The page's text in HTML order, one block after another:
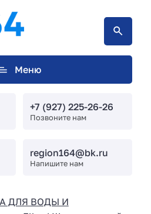
Меню
+7 (927) 225-26-26
Позвоните нам
region164@bk.ru
Напишите нам
ДЛЯ ВОДЫ И